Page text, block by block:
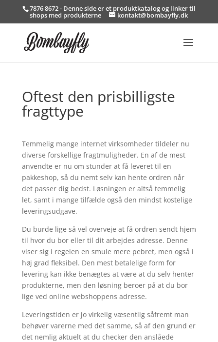
7876 8672 - Denne side er et produktkatalog og linker til
shops med produkterne kontakt@bombayfly.dk
Oftest den prisbilligste
fragttype
Temmelig mange internet virksomheder tildeler nu
diverse forskellige fragtmuligheder. En af de mest
anvendte er nu om stunder at få leveret til en
pakkeshop, så du nemt selv kan hente ordren når
det passer dig bedst. Løsningen er altså temmelig
let, samt i mange tilfælde også den mindst kostelige
leveringsudgave.
Du burde lige så vel overveje at få ordren sendt hjem
til hvor du bor eller til dit arbejdes adresse. Denne
viser sig i regelen en smule mere pebret, men også i
høj grad fleksibel. Den mest betalelige form for
levering kan ikke benægtes at være at du selv henter
produkterne, men den løsning beroer på at du bor
lige ved online webshoppens adresse.
Leveringstiden er jo virkelig væsentlig såfremt man
behøver varerne med det samme, så af den grund er
det nemlig aktuelt at du checker den anslåede